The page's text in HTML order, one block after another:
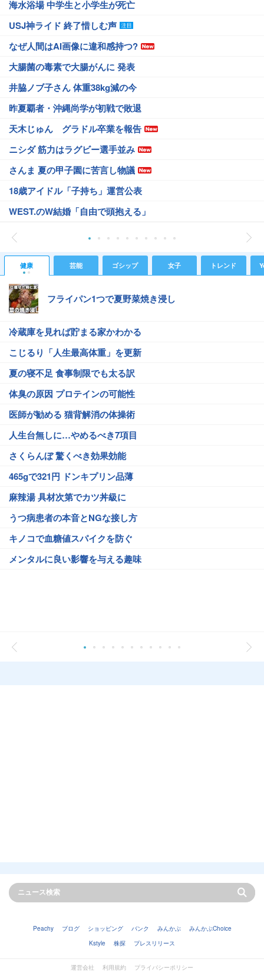
海水浴場 中学生と小学生が死亡
USJ神ライド 終了惜しむ声
なぜ人間はAI画像に違和感持つ?
大腸菌の毒素で大腸がんに 発表
井脇ノブ子さん 体重38kg減の今
昨夏覇者・沖縄尚学が初戦で敗退
天木じゅん グラドル卒業を報告
ニシダ 筋力はラグビー選手並み
さんま 夏の甲子園に苦言し物議
18歳アイドル「子持ち」運営公表
WEST.のW結婚「自由で頭抱える」
健康 芸能 ゴシップ 女子 トレンド
フライパン1つで夏野菜焼き浸し
冷蔵庫を見れば貯まる家かわかる
こじるり「人生最高体重」を更新
夏の寝不足 食事制限でも太る訳
体臭の原因 プロテインの可能性
医師が勧める 猫背解消の体操術
人生台無しに…やめるべき7項目
さくらんぼ 驚くべき効果効能
465gで321円 ドンキプリン品薄
麻辣湯 具材次第でカツ丼級に
うつ病患者の本音とNGな接し方
キノコで血糖値スパイクを防ぐ
メンタルに良い影響を与える趣味
Peachy ブログ ショッピング バンク みんかぶ
みんかぶChoice
Kstyle
株探 プレスリリース
運営会社 利用規約 プライバシーポリシー